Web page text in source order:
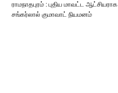
ராமநாதபுரம் : புதிய மாவட்ட ஆட்சியராக
சங்கர்லால் குமாவாட் நியமனம்